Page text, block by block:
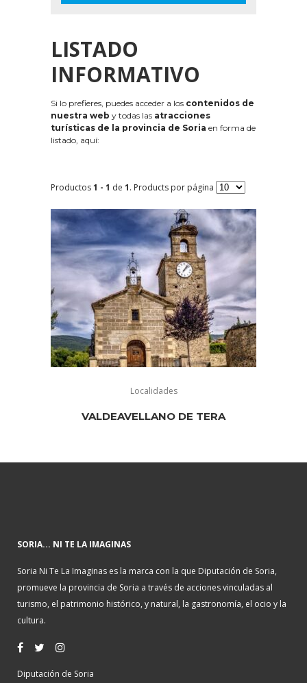
LISTADO
INFORMATIVO
Si lo prefieres, puedes acceder a los contenidos de
nuestra web y todas las atracciones
turísticas de la provincia de Soria en forma de
listado, aquí:
Productos1 - 1 de 1. Products por página
Localidades
VALDEAVELLANO DE TERA
SORIA... NI TE LA IMAGINAS
Soria Ni Te La Imaginas es la marca con la que Diputación de Soria,
promueve la provincia de Soria a través de acciones vinculadas al
turismo, el patrimonio histórico, y natural, la gastronomía, el ocio y la
cultura.
Diputación de Soria